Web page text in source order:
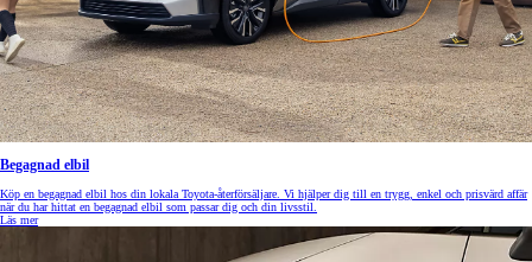
Begagnad elbil
Köp en begagnad elbil hos din lokala Toyota-återförsäljare. Vi hjälper dig till en trygg, enkel och prisvärd affär
när du har hittat en begagnad elbil som passar dig och din livsstil.
Läs mer